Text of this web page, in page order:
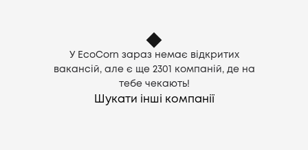
У EcoCorn зараз немає відкритих
вакансій, але є ще 2301
компаній, де на
тебе чекають!
Шукати інші компанії